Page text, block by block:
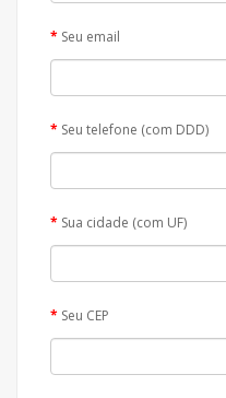
Seu email
Seu telefone (com DDD)
Sua cidade (com UF)
Seu CEP